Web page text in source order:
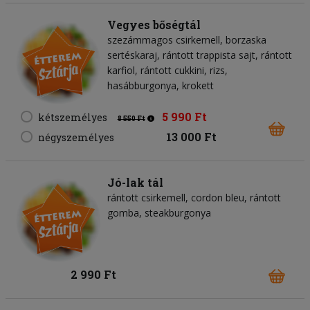
Vegyes bőségtál
szezámmagos csirkemell, borzaska
sertéskaraj, rántott trappista sajt, rántott
karfiol, rántott cukkini, rizs,
hasábburgonya, krokett
kétszemélyes 8 550 Ft 5 990 Ft
négyszemélyes 13 000 Ft
Jó-lak tál
rántott csirkemell, cordon bleu, rántott
gomba, steakburgonya
2 990 Ft